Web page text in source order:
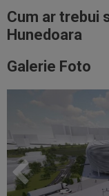
Cum ar trebui
Hunedoara
Galerie Foto